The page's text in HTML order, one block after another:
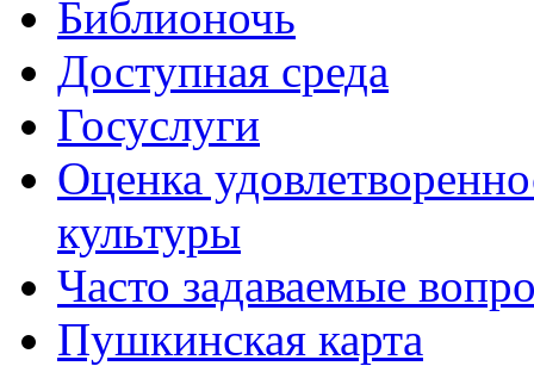
Библионочь
Доступная среда
Госуслуги
Оценка
культуры
Часто задаваемые
Пушкинская карта